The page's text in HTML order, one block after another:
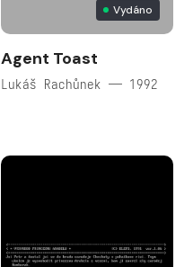
Vydáno
Agent Toast
Lukáš Rachůnek — 1992